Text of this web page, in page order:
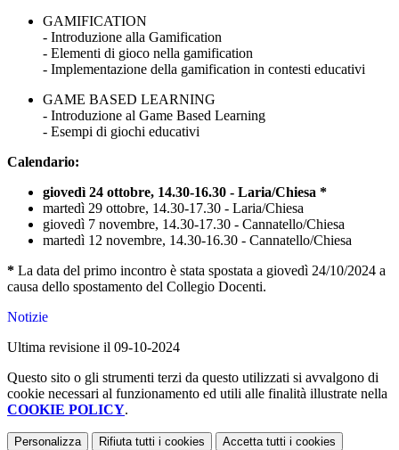
GAMIFICATION
- Introduzione alla Gamification
- Elementi di gioco nella gamification
- Implementazione della gamification in contesti educativi
GAME BASED LEARNING
- Introduzione al Game Based Learning
- Esempi di giochi educativi
Calendario:
giovedì 24 ottobre, 14.30-16.30 - Laria/Chiesa *
martedì 29 ottobre, 14.30-17.30 - Laria/Chiesa
giovedì 7 novembre, 14.30-17.30 - Cannatello/Chiesa
martedì 12 novembre, 14.30-16.30 - Cannatello/Chiesa
* La data del primo incontro è stata spostata a giovedì 24/10/2024 a
causa dello spostamento del Collegio Docenti.
Notizie
Ultima revisione il 09-10-2024
Questo sito o gli strumenti terzi da questo utilizzati si avvalgono di
cookie necessari al funzionamento ed utili alle finalità illustrate nella
COOKIE POLICY.
Personalizza Rifiuta tutti i cookies Accetta tutti i cookies